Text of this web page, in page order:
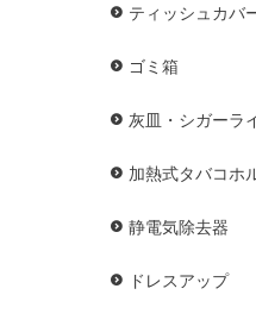
ティッシュカバ
ゴミ箱
灰皿・シガーラ
加熱式タバコホ
静電気除去器
ドレスアップ